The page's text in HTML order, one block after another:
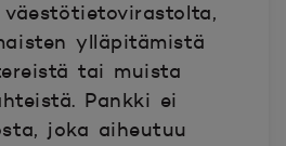
ylläpitämistä
tai muista
Pankki ei
joka aiheutuu